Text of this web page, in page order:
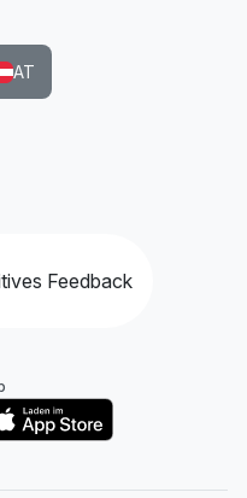
Feedback
AT